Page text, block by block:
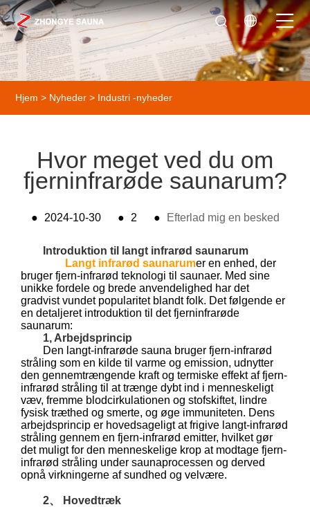
Hjem > Nyheder > Industri -nyheder
Hvor meget ved du om
fjerninfrarøde saunarum?
● 2024-10-30 ● 2 ● Efterlad mig en besked
Introduktion til langt infrarød saunarum
Langt infrarød saunarumer en enhed, der
bruger fjern-infrarød teknologi til saunaer. Med sine
unikke fordele og brede anvendelighed har det
gradvist vundet popularitet blandt folk. Det følgende er
en detaljeret introduktion til det fjerninfrarøde
saunarum:
1, Arbejdsprincip
Den langt-infrarøde sauna bruger fjern-infrarød
stråling som en kilde til varme og emission, udnytter
den gennemtrængende kraft og termiske effekt af fjern-
infrarød stråling til at trænge dybt ind i menneskeligt
væv, fremme blodcirkulationen og stofskiftet, lindre
fysisk træthed og smerte, og øge immuniteten. Dens
arbejdsprincip er hovedsageligt at frigive langt-infrarød
stråling gennem en fjern-infrarød emitter, hvilket gør
det muligt for den menneskelige krop at modtage fjern-
infrarød stråling under saunaprocessen og derved
opnå virkningerne af sundhed og velvære.
2、 Hovedtræk